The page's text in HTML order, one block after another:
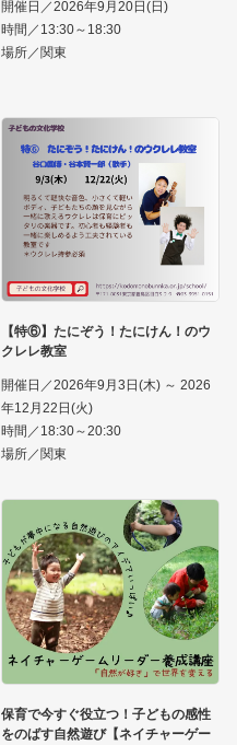
開催日／2026年9月20日(日)
時間／13:30～18:30
場所／関東
【特⑥】たにぞう！たにけん！のウ
クレレ教室
開催日／2026年9月3日(木) ～ 2026
年12月22日(火)
時間／18:30～20:30
場所／関東
保育で今すぐ役立つ！子どもの感性
をのばす自然遊び【ネイチャーゲー